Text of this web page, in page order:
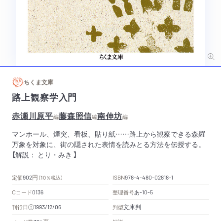
ちくま文庫
路上観察学入門
赤瀬川原平編藤森照信編南伸坊編
マンホール、煙突、看板、貼り紙……路上から観察できる森羅
万象を対象に、街の隠された表情を読みとる方法を伝授する。
【解説： とり・みき 】
定価902円 （10％税込） ISBN978-4-480-02818-1
Cコード0136 整理番号あ-10-5
刊行日 1993/12/06 判型文庫判